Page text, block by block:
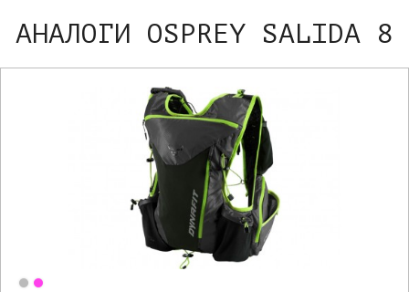
АНАЛОГИ OSPREY SALIDA 8